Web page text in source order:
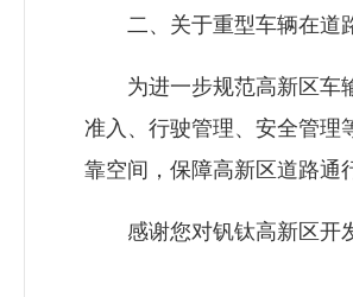
二、关于重型车辆在道
为进一步规范高新区车输
准入、行驶管理、安全管理
靠空间，保障高新区道路通
感谢您对钒钛高新区开